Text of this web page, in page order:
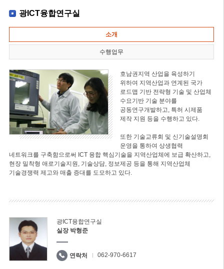
광ICT융합연구실
소개
수행업무
호남권지역 산업을 육성하기
위하여 지역산업과 연계된 국가
로드맵 기반 전략형 기술 및 산업체
수요기반 기술 분야를
공동연구개발하고, 특허 시제품
제작 지원 등을 수행하고 있다.
또한 기술교류회 및 신기술설명회
운영을 통하여 상생협력
네트워크를 구축함으로써 ICT 융합 핵심기술을 지역산업체에 보급 확산하고,
현장 밀착형 애로기술지원, 기술상담, 정보제공 등을 통해 지역산업체
기술경쟁력 제고와 매출 증대를 도모하고 있다.
광ICT융합연구실
실장 박형준
연락처 062-970-6617